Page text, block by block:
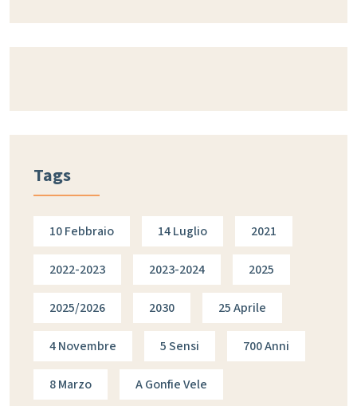
Tags
10 Febbraio 14 Luglio 2021
2022-2023 2023-2024 2025
2025/2026 2030 25 Aprile
4 Novembre 5 Sensi 700 Anni
8 Marzo A Gonfie Vele